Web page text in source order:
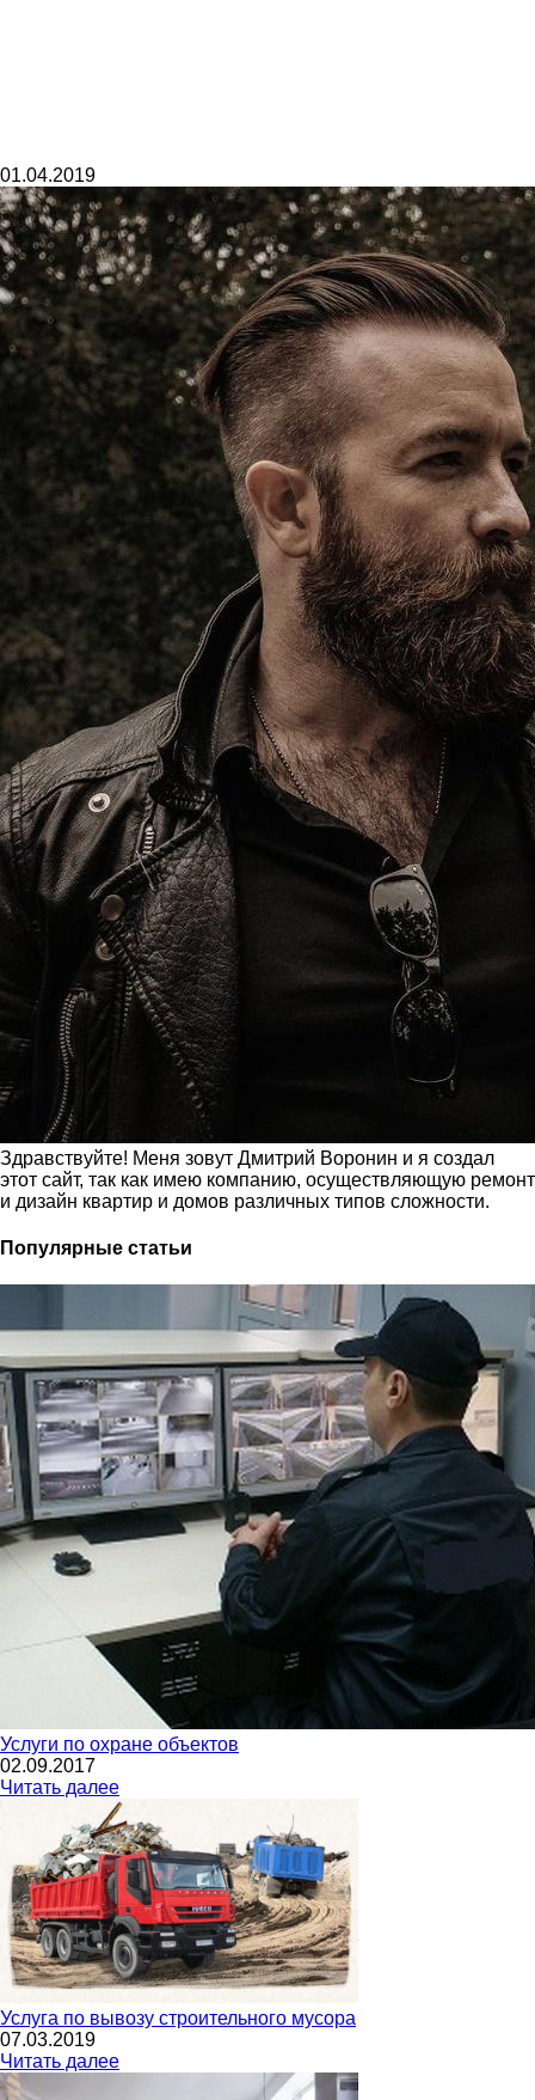
01.04.2019
Здравствуйте! Меня зовут Дмитрий Воронин и я создал
этот сайт, так как имею компанию, осуществляющую ремонт
и дизайн квартир и домов различных типов сложности.
Популярные статьи
Услуги по охране объектов
02.09.2017
Читать далее
Услуга по вывозу строительного мусора
07.03.2019
Читать далее